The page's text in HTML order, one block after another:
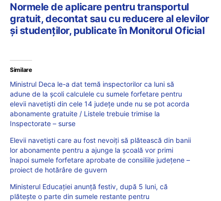
Normele de aplicare pentru transportul
gratuit, decontat sau cu reducere al elevilor
și studenților, publicate în Monitorul Oficial
Similare
Ministrul Deca le-a dat temă inspectorilor ca luni să
adune de la școli calculele cu sumele forfetare pentru
elevii navetiști din cele 14 județe unde nu se pot acorda
abonamente gratuite / Listele trebuie trimise la
Inspectorate – surse
Elevii navetiști care au fost nevoiți să plătească din banii
lor abonamente pentru a ajunge la școală vor primi
înapoi sumele forfetare aprobate de consiliile județene –
proiect de hotărâre de guvern
Ministerul Educației anunță festiv, după 5 luni, că
plătește o parte din sumele restante pentru